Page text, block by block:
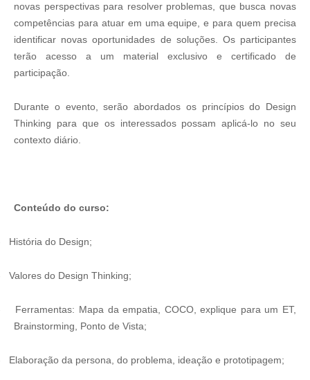
novas perspectivas para resolver problemas, que busca novas
competências para atuar em uma equipe, e para quem precisa
identificar novas oportunidades de soluções. Os participantes
terão acesso a um material exclusivo e certificado de
participação.
Durante o evento, serão abordados os princípios do Design
Thinking para que os interessados possam aplicá-lo no seu
contexto diário.
Conteúdo do curso:
História do Design;
Valores do Design Thinking;
Ferramentas: Mapa da empatia, COCO, explique para um ET,
Brainstorming, Ponto de Vista;
Elaboração da persona, do problema, ideação e prototipagem;